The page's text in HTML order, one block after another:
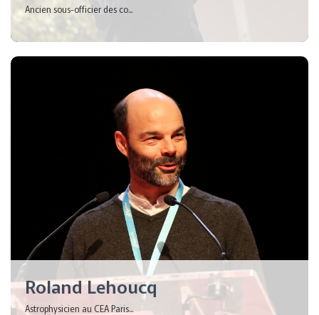
Ancien sous-officier des co...
Roland Lehoucq
Astrophysicien au CEA Paris...